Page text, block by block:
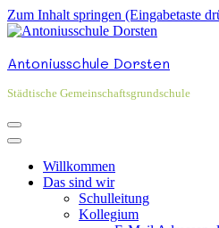
Zum Inhalt springen (Eingabetaste
Antoniusschule Dorsten
Städtische Gemeinschaftsgrundschule
Willkommen
Das sind wir
Schulleitung
Kollegium